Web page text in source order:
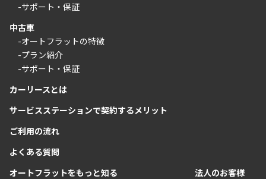
-サポート・保証
中古車
-オートフラットの特徴
-プラン紹介
-サポート・保証
カーリースとは
サービスステーションで契約するメリット
ご利用の流れ
よくある質問
オートフラットをもっと知る
法人のお客様